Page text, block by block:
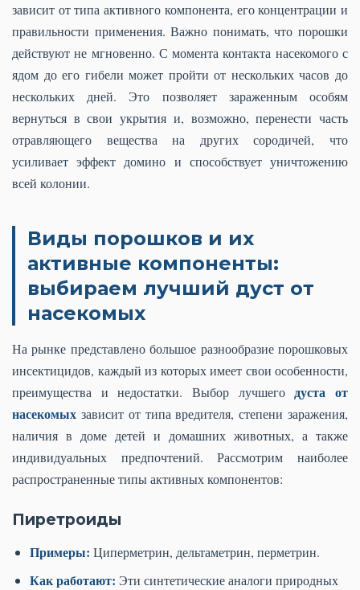
зависит от типа активного компонента, его концентрации и
правильности применения. Важно понимать, что порошки
действуют не мгновенно. С момента контакта насекомого с
ядом до его гибели может пройти от нескольких часов до
нескольких дней. Это позволяет зараженным особям
вернуться в свои укрытия и, возможно, перенести часть
отравляющего вещества на других сородичей, что
усиливает эффект домино и способствует уничтожению
всей колонии.
Виды порошков и их
активные компоненты:
выбираем лучший дуст от
насекомых
На рынке представлено большое разнообразие порошковых
инсектицидов, каждый из которых имеет свои особенности,
преимущества и недостатки. Выбор лучшего дуста от
насекомых зависит от типа вредителя, степени заражения,
наличия в доме детей и домашних животных, а также
индивидуальных предпочтений. Рассмотрим наиболее
распространенные типы активных компонентов:
Пиретроиды
Примеры: Циперметрин, дельтаметрин, перметрин.
Как работают: Эти синтетические аналоги природных